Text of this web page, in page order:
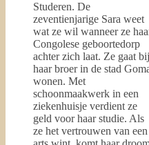
Studeren. De
zeventienjarige Sara weet
wat ze wil wanneer ze
Congolese geboortedorp
achter zich laat. Ze gaat bij
haar broer in de stad
wonen. Met
schoonmaakwerk in een
ziekenhuisje verdient ze
geld voor haar studie. Als
ze het vertrouwen van een